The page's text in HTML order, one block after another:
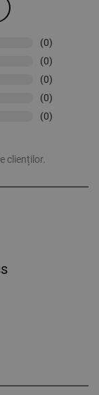
(0)
(0)
(0)
(0)
(0)
clienților.